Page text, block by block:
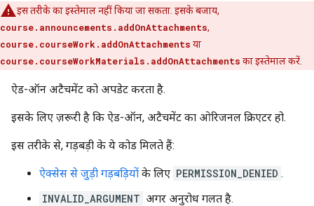
इस तरीके का इस्तेमाल नहीं किया जा सकता. इसके बजाय,
course.announcements.addOnAttachments,
course.courseWork.addOnAttachments या
course.courseWorkMaterials.addOnAttachments का इस्तेमाल करें.
ऐड-ऑन अटैचमेंट को अपडेट करता है.
इसके लिए ज़रूरी है कि ऐड-ऑन, अटैचमेंट का ओरिजनल क्रिएटर हो.
इस तरीके से, गड़बड़ी के ये कोड मिलते हैं:
ऐक्सेस से जुड़ी गड़बड़ियों के लिए PERMISSION_DENIED .
INVALID_ARGUMENT अगर अनुरोध गलत है.